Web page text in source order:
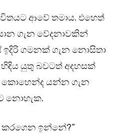
ආවේ තමාය. එහෙත්
ගැන වේදනාවකින්
ගමනක් ගැන නොසිතා
යුතු බවටත් අදහසක්
යන්න ගැන
නොහැක.
කරගෙන ඉන්නේ?”